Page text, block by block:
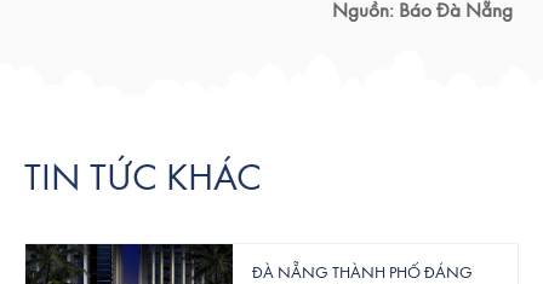
Nguồn: Báo Đà Nẵng
TIN TỨC KHÁC
ĐÀ NẴNG THÀNH PHỐ ĐÁNG